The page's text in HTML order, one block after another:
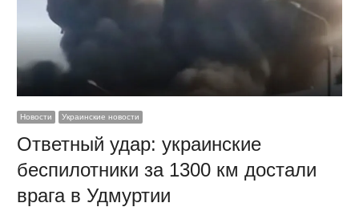
Новости Украинские новости
Ответный удар: украинские
беспилотники за 1300 км достали
врага в Удмуртии